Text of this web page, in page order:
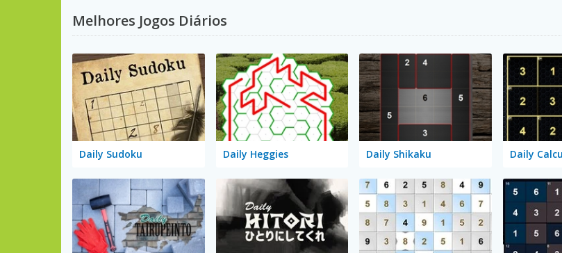
Melhores Jogos Diários
Daily Sudoku Daily Heggies Daily Shikaku Daily